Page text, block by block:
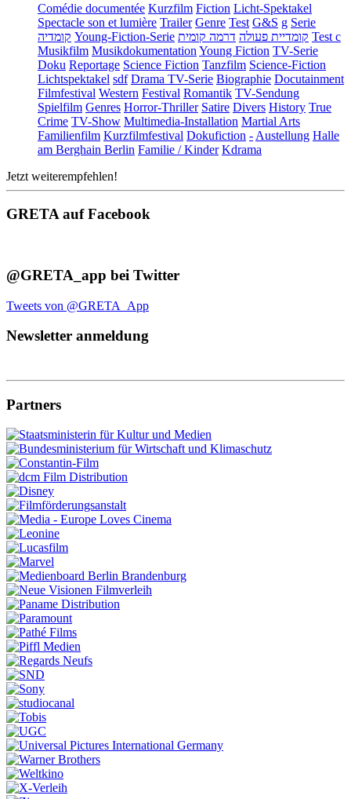
Comédie documentée Kurzfilm Fiction Licht-Spektakel
Spectacle son et lumière Trailer Genre Test G&S g Serie
קומדיה Young-Fiction-Serie קומדיית פעולה דרמה קומית
Test c
Musikfilm Musikdokumentation Young Fiction TV-Serie
Doku Reportage Science Fiction Tanzfilm Science-Fiction
Lichtspektakel sdf Drama TV-Serie Biographie Docutainment
Filmfestival Western Festival Romantik TV-Sendung
Spielfilm Genres Horror-Thriller Satire Divers History True
Crime TV-Show Multimedia-Installation Martial Arts
Familienfilm Kurzfilmfestival Dokufiction - Austellung Halle
am Berghain Berlin Familie / Kinder Kdrama
Jetzt weiterempfehlen!
GRETA auf Facebook
@GRETA_app bei Twitter
Tweets von @GRETA_App
Newsletter anmeldung
Partners